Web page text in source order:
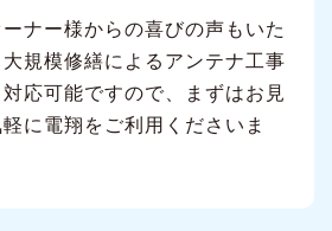
ナー様からの喜びの声もいた
規模修繕によるアンテナ工事
応可能ですので、まずはお見
に電翔をご利用くださいま